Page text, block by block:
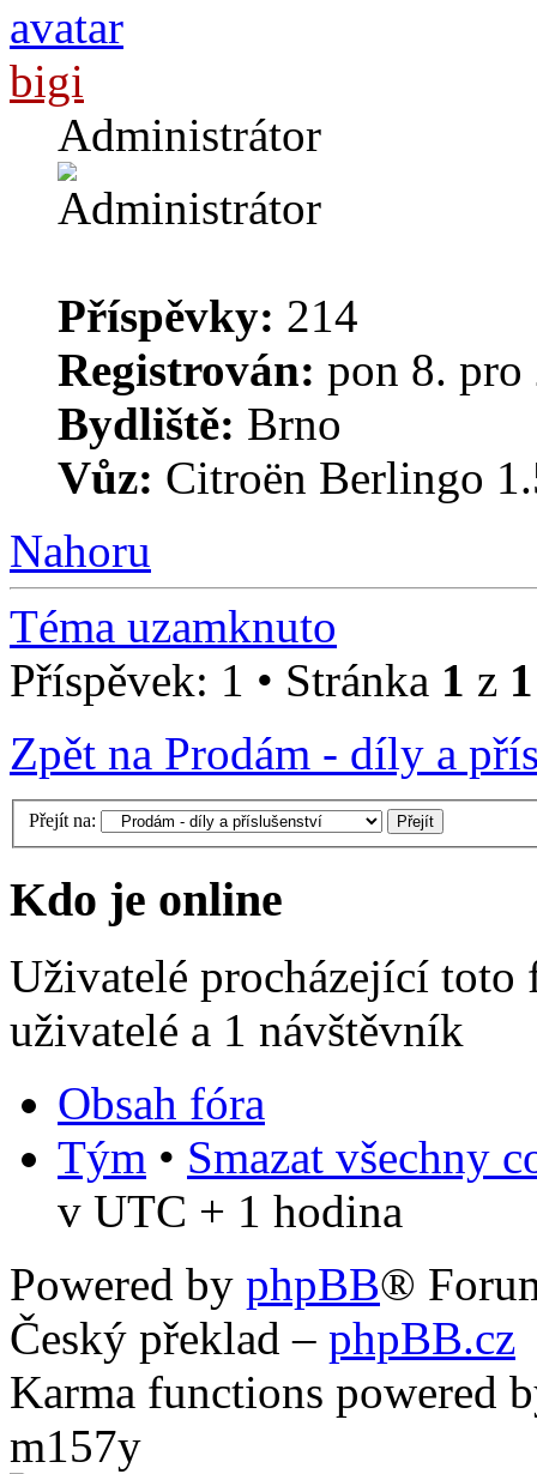
bigi
Administrátor
Příspěvky: 214
Registrován: pon 8. pro
Bydliště: Brno
Vůz: Citroën Berlingo
Nahoru
Téma uzamknuto
Příspěvek: 1 • Stránka 1 z 1
Zpět na Prodám - díly a
Přejít na:
Kdo je online
Uživatelé procházející
uživatelé a 1 návštěvník
Obsah fóra
Tým • Smazat všechny
v UTC + 1 hodina
Powered by phpBB®
Český překlad – phpBB.cz
Karma functions powered
m157y